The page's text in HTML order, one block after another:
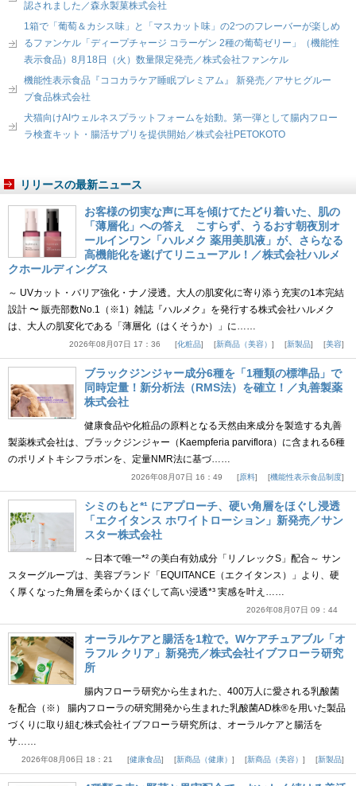
認されました／森永製菓株式会社
1箱で「葡萄＆カシス味」と「マスカット味」の2つのフレーバーが楽しめ
るファンケル「ディープチャージ コラーゲン 2種の葡萄ゼリー」（機能性
表示食品）8月18日（火）数量限定発売／株式会社ファンケル
機能性表示食品『ココカラケア睡眠プレミアム』 新発売／アサヒグルー
プ食品株式会社
犬猫向けAIウェルネスプラットフォームを始動。第一弾として腸内フロー
ラ検査キット・腸活サプリを提供開始／株式会社PETOKOTO
リリースの最新ニュース
お客様の切実な声に耳を傾けてたどり着いた、肌の
「薄層化」への答え こすらず、うるおす朝夜別オ
ールインワン「ハルメク 薬用美肌液」が、さらなる
高機能化を遂げてリニューアル！／株式会社ハルメ
クホールディングス
～ UVカット・バリア強化・ナノ浸透。大人の肌変化に寄り添う充実の1本完結
設計 〜 販売部数No.1（※1）雑誌『ハルメク』を発行する株式会社ハルメク
は、大人の肌変化である「薄層化（はくそうか）」に……
2026年08月07日 17：36 化粧品 新商品（美容） 新製品 美容
ブラックジンジャー成分6種を「1種類の標準品」で
同時定量！新分析法（RMS法）を確立！／丸善製薬
株式会社
健康食品や化粧品の原料となる天然由来成分を製造する丸善
製薬株式会社は、ブラックジンジャー（Kaempferia parviflora）に含まれる6種
のポリメトキシフラボンを、定量NMR法に基づ……
2026年08月07日 16：49 原料 機能性表示食品制度
シミのもと*¹ にアプローチ、硬い角層をほぐし浸透
「エクイタンス ホワイトローション」新発売／サン
スター株式会社
～日本で唯一*² の美白有効成分「リノレックS」配合～ サン
スターグループは、美容ブランド「EQUITANCE（エクイタンス）」より、硬
く厚くなった角層を柔らかくほぐして高い浸透*³ 実感を叶え……
2026年08月07日 09：44
オーラルケアと腸活を1粒で。Wケアチュアブル「オ
ラフル クリア」新発売／株式会社イブフローラ研究
所
腸内フローラ研究から生まれた、400万人に愛される乳酸菌
を配合（※） 腸内フローラの研究開発から生まれた乳酸菌AD株®を用いた製品
づくりに取り組む株式会社イブフローラ研究所は、オーラルケアと腸活を
サ……
2026年08月06日 18：21 健康食品 新商品（健康） 新商品（美容） 新製品